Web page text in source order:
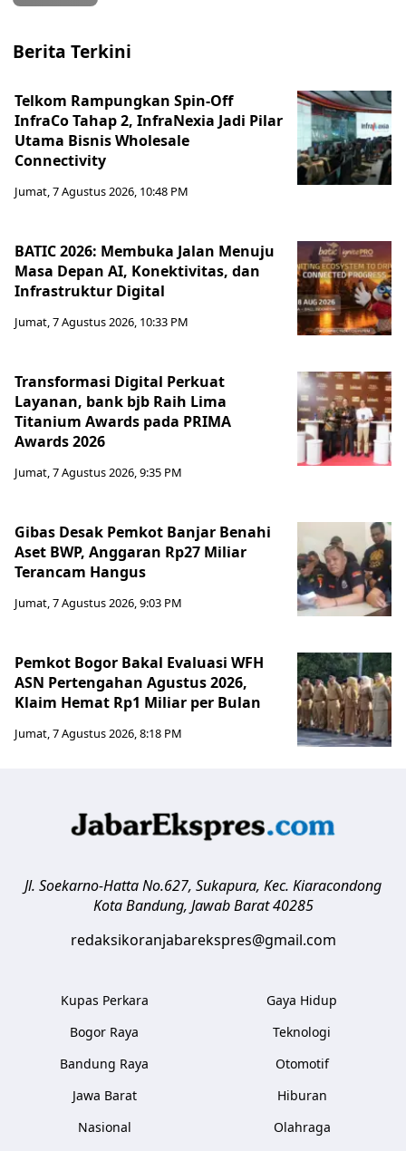
Berita Terkini
Telkom Rampungkan Spin-Off
InfraCo Tahap 2, InfraNexia Jadi Pilar
Utama Bisnis Wholesale
Connectivity
Jumat, 7 Agustus 2026, 10:48 PM
BATIC 2026: Membuka Jalan Menuju
Masa Depan AI, Konektivitas, dan
Infrastruktur Digital
Jumat, 7 Agustus 2026, 10:33 PM
Transformasi Digital Perkuat
Layanan, bank bjb Raih Lima
Titanium Awards pada PRIMA
Awards 2026
Jumat, 7 Agustus 2026, 9:35 PM
Gibas Desak Pemkot Banjar Benahi
Aset BWP, Anggaran Rp27 Miliar
Terancam Hangus
Jumat, 7 Agustus 2026, 9:03 PM
Pemkot Bogor Bakal Evaluasi WFH
ASN Pertengahan Agustus 2026,
Klaim Hemat Rp1 Miliar per Bulan
Jumat, 7 Agustus 2026, 8:18 PM
Jl. Soekarno-Hatta No.627, Sukapura, Kec. Kiaracondong
Kota Bandung, Jawab Barat 40285
redaksikoranjabarekspres@gmail.com
Kupas Perkara
Bogor Raya
Bandung Raya
Jawa Barat
Nasional
Gaya Hidup
Teknologi
Otomotif
Hiburan
Olahraga